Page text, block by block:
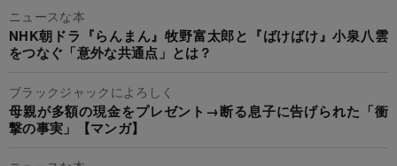
ニュースな本
NHK朝ドラ『らんまん』牧野富太郎と『ばけばけ』小泉八雲
をつなぐ「意外な共通点」とは？
ブラックジャックによろしく
母親が多額の現金をプレゼント→断る息子に告げられた「衝
撃の事実」【マンガ】